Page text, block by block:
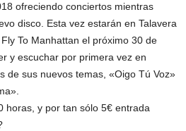
ofreciendo conciertos mientras
disco. Esta vez estarán en Talavera
To Manhattan el próximo 30 de
y escuchar por primera vez en
de sus nuevos temas, «Oigo Tú Voz»
horas, y por tan sólo 5€ entrada